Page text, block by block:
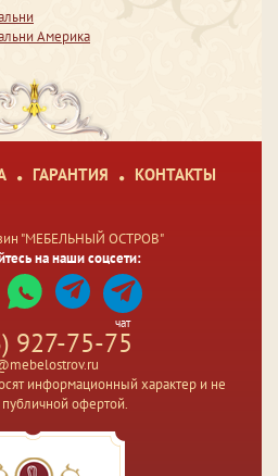
Америка
ГАРАНТИЯ КОНТАКТЫ
"МЕБЕЛЬНЫЙ ОСТРОВ"
на наши соцсети:
чат
927-75-75
информационный характер и не
публичной офертой.